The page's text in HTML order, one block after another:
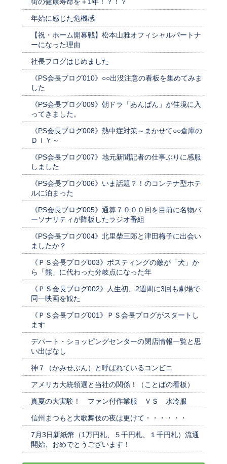
街の健康寿命を＋1年！？！？
年始に感じた危機感
【祝・ホーム開幕戦】松本山雅オフィシャルパートナ
ーになった理由
社長ブログはじめました
《PS会長ブログ010》○○出没注意の看板を集めてみま
した
《PS会長ブログ009》朝ドラ「あんぱん」が佳境に入
ってきました。
《PS会長ブログ008》熱中症対策～まかせて○○倉庫の
ＤＩＹ～
《PS会長ブログ007》地元新聞記者の仕事ぶりに感服
しました
《PS会長ブログ006》いま話題？！のコンテナ型ホテ
ルに泊まった
《PS会長ブログ005》通算７０００回を目前に名物パ
ーソナリティが降板したラジオ番組
《PS会長ブログ004》北里柴三郎と津田梅子に出会い
ましたか？
《ＰＳ会長ブログ003》ポスティングの敵が「犬」か
ら「熊」に代わった分岐点になった年
《ＰＳ会長ブログ002》人生初、2週間に3回も劇場で
同一映画を観た
《ＰＳ会長ブログ001》ＰＳ会長ブログがスタートし
ます
デパート・ショッピングセンターの閉店情報一覧と思
い出ばなし
神７（かみせぶん）と呼ばれているコンビニ
アメリカ大統領選と当社の関係！（ことばの看板）
真夏の大実験！ ファン付作業服 ＶＳ 水冷服
信州まつもと大歌舞伎の夜は更けて・・・・・・
7月3日新紙幣（1万円札、５千円札、１千円札）流通
開始、おめでとうございます！